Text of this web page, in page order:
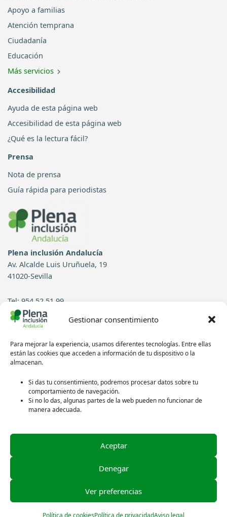
Gestionar consentimiento
Para mejorar la experiencia, usamos diferentes tecnologías. Entre ellas
están las cookies que acceden a información de tu dispositivo o la
almacenan.
Si das tu consentimiento, podremos procesar datos sobre tu
comportamiento de navegación.
Si no lo das, algunas partes de la web pueden no funcionar de
manera adecuada.
Aceptar
Denegar
Ver preferencias
Política de cookiesPolítica de privacidadAviso legal
Apoyo a familias
Atención temprana
Ciudadanía
Educación
Más servicios
Accesibilidad
Ayuda de esta página web
Accesibilidad de esta página web
¿Qué es la lectura fácil?
Prensa
Nota de prensa
Guía rápida para periodistas
Plena inclusión Andalucía
Av. Alcalde Luis Uruñuela, 19
41020-Sevilla
Tel: 954 52 51 99
Contacto
Síguenos en redes sociales:
Política de privacidad
Aviso legal
Créditos de las imágenes